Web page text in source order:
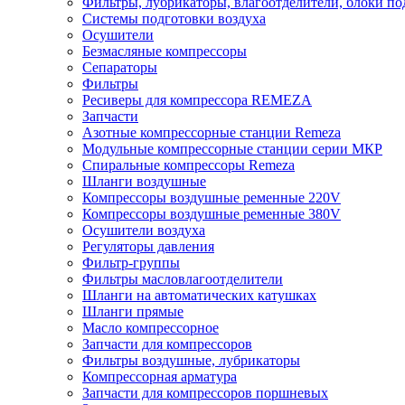
Системы подготовки воздуха
Осушители
Безмасляные компрессоры
Сепараторы
Фильтры
Ресиверы для компрессора REMEZA
Запчасти
Азотные компрессорные станции Remeza
Модульные компрессорные станции серии МКР
Спиральные компрессоры Remeza
Шланги воздушные
Компрессоры воздушные ременные 220V
Компрессоры воздушные ременные 380V
Осушители воздуха
Регуляторы давления
Фильтр-группы
Фильтры масловлагоотделители
Шланги на автоматических катушках
Шланги прямые
Масло компрессорное
Запчасти для компрессоров
Фильтры воздушные, лубрикаторы
Компрессорная арматура
Запчасти для компрессоров поршневых